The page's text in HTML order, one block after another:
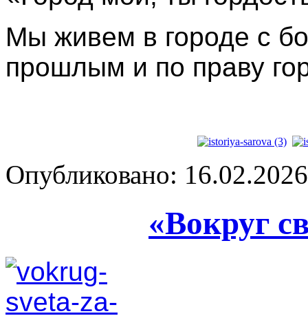
Мы живем в городе с
прошлым и по праву
Опубликовано:
«Вокруг